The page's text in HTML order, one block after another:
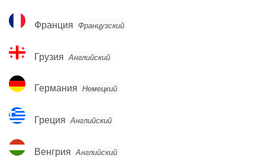
Франция
Франция Французский
Грузия
Грузия Английский
Германия
Германия Немецкий
Греция
Греция Английский
Венгрия
Венгрия Английский